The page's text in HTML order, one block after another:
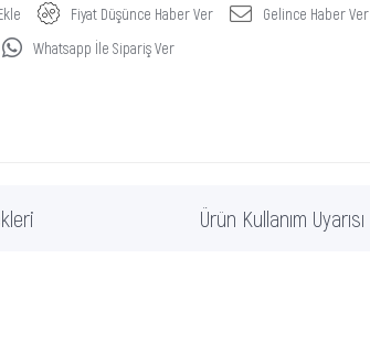
Fiyat Düşünce Haber Ver
Gelince Haber Ver
Whatsapp İle Sipariş Ver
Ürün Kullanım Uyarısı